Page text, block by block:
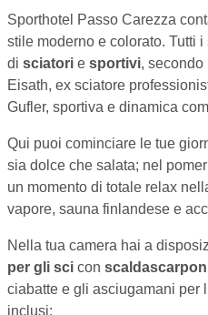
Sporthotel Passo Carezza
stile moderno e colorato. Tutti
di sciatori e sportivi, secondo
Eisath, ex sciatore
Gufler, sportiva e dinamica
Qui puoi cominciare le tue
sia dolce che salata; nel
un momento di totale relax
vapore, sauna finlandese e
Nella tua camera hai a
per gli sci con
ciabatte e gli asciugamani per
inclusi: